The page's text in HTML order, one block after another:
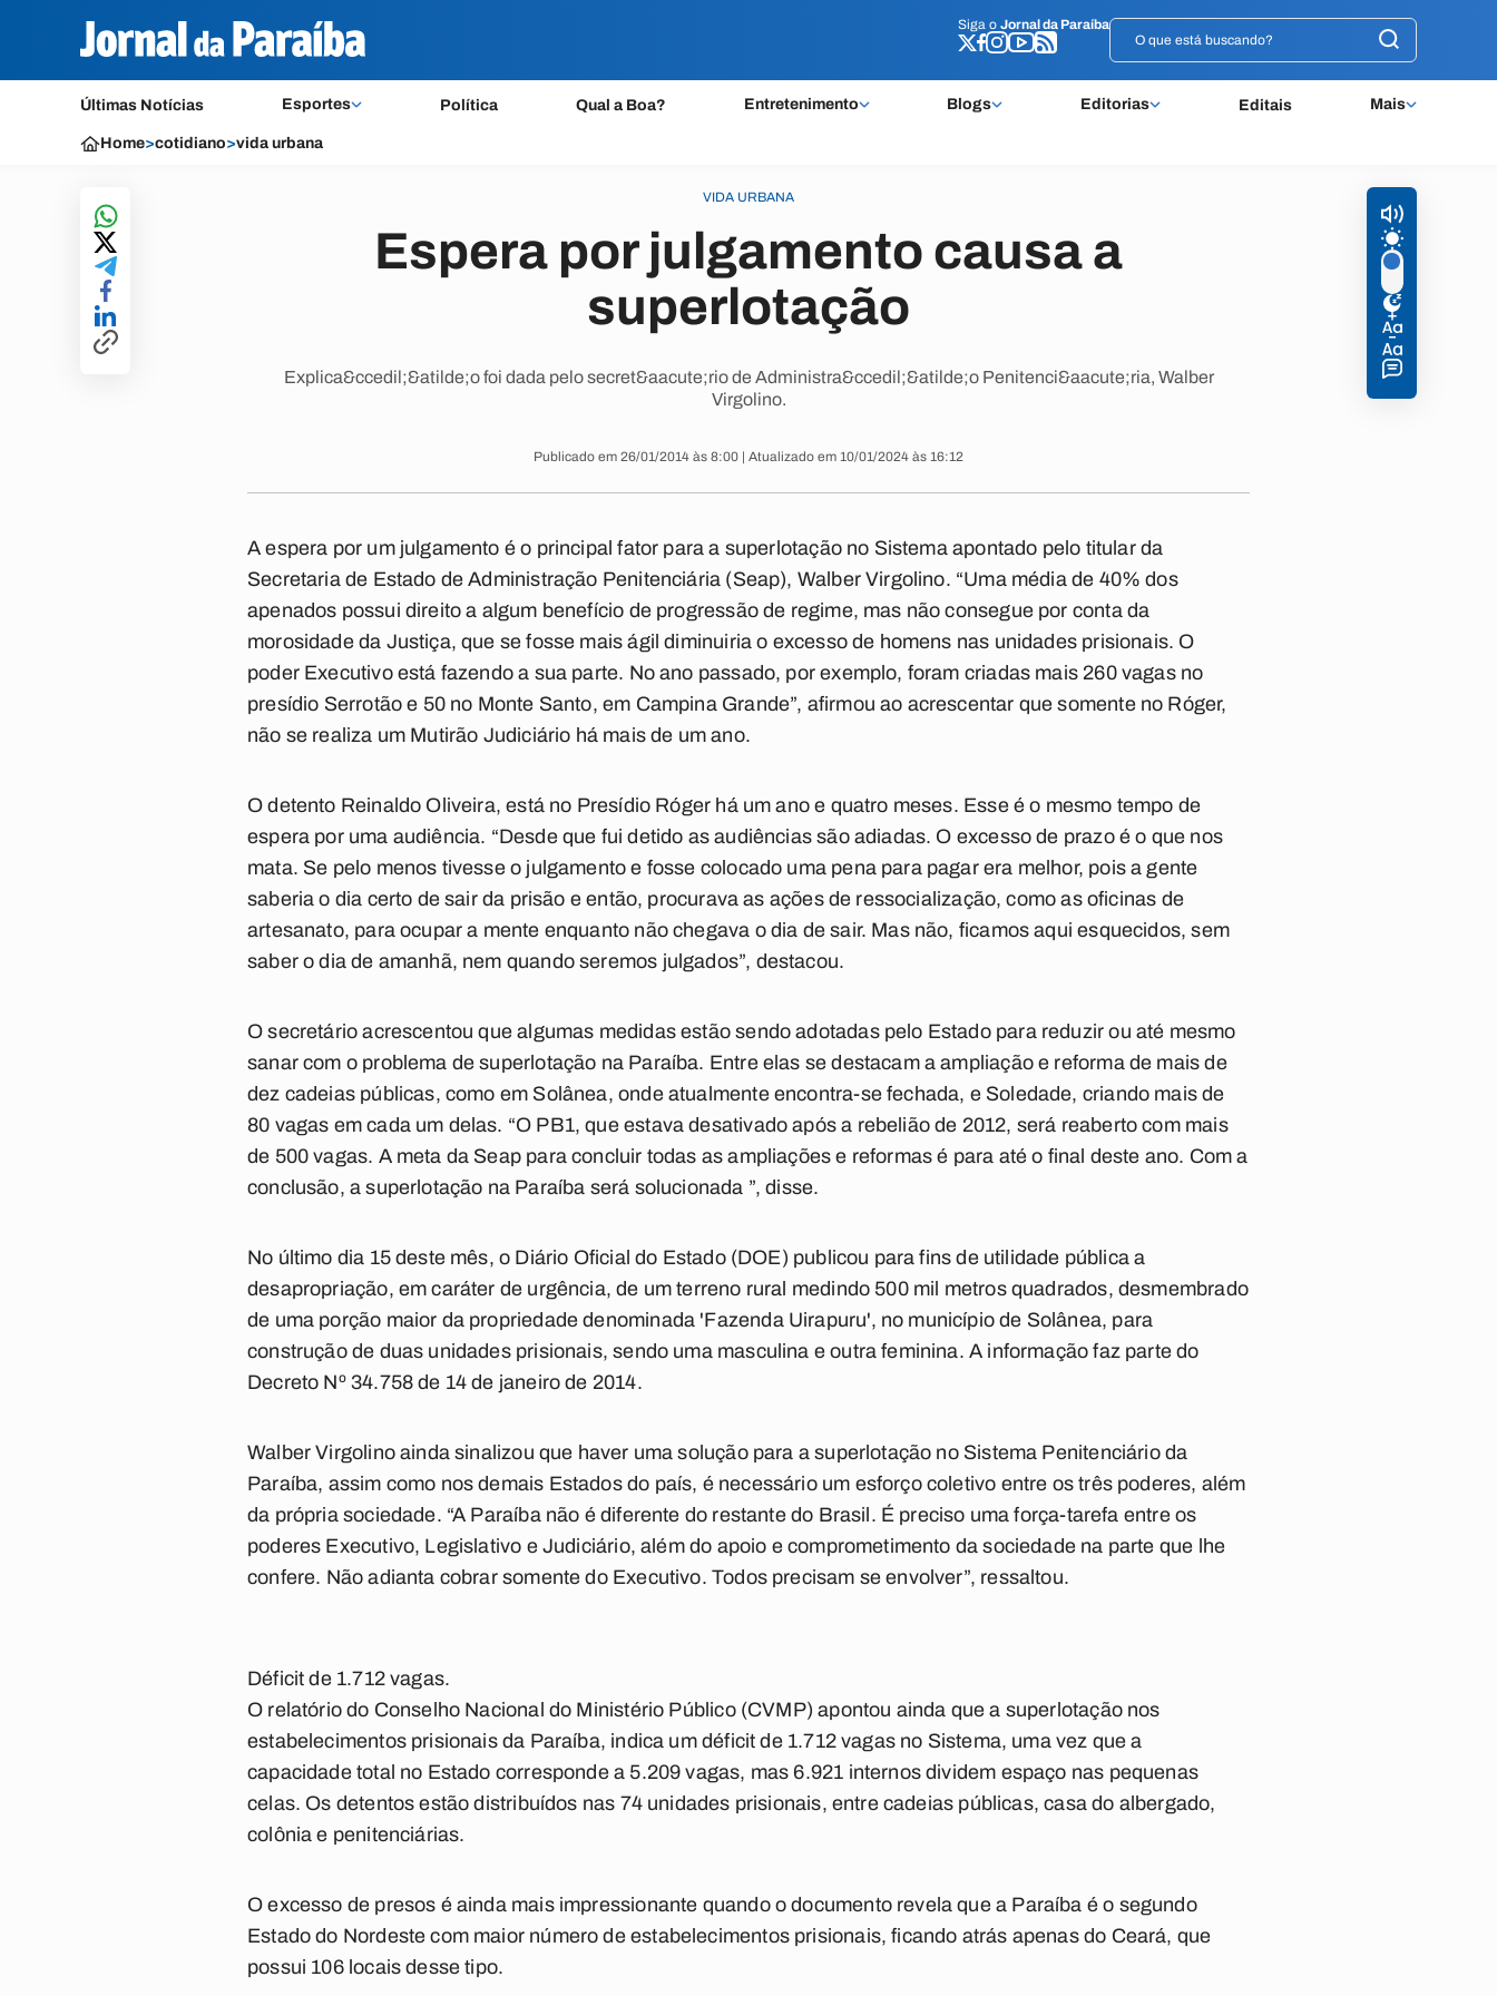
Siga o Jornal da Paraíba
Últimas Notícias Esportes Política Qual a Boa? Entretenimento Blogs Editorias Editais Mais
Siga o Jornal da Paraíba
Home>cotidiano>vida urbana
VIDA URBANA
Espera por julgamento causa a
superlotação
Explica&ccedil;&atilde;o foi dada pelo secret&aacute;rio de Administra&ccedil;&atilde;o Penitenci&aacute;ria, Walber
Virgolino.
Publicado em 26/01/2014 às 8:00 | Atualizado em 10/01/2024 às 16:12
A espera por um julgamento é o principal fator para a superlotação no Sistema apontado pelo titular da
Secretaria de Estado de Administração Penitenciária (Seap), Walber Virgolino. “Uma média de 40% dos
apenados possui direito a algum benefício de progressão de regime, mas não consegue por conta da
morosidade da Justiça, que se fosse mais ágil diminuiria o excesso de homens nas unidades prisionais. O
poder Executivo está fazendo a sua parte. No ano passado, por exemplo, foram criadas mais 260 vagas no
presídio Serrotão e 50 no Monte Santo, em Campina Grande”, afirmou ao acrescentar que somente no Róger,
não se realiza um Mutirão Judiciário há mais de um ano.
O detento Reinaldo Oliveira, está no Presídio Róger há um ano e quatro meses. Esse é o mesmo tempo de
espera por uma audiência. “Desde que fui detido as audiências são adiadas. O excesso de prazo é o que nos
mata. Se pelo menos tivesse o julgamento e fosse colocado uma pena para pagar era melhor, pois a gente
saberia o dia certo de sair da prisão e então, procurava as ações de ressocialização, como as oficinas de
artesanato, para ocupar a mente enquanto não chegava o dia de sair. Mas não, ficamos aqui esquecidos, sem
saber o dia de amanhã, nem quando seremos julgados”, destacou.
O secretário acrescentou que algumas medidas estão sendo adotadas pelo Estado para reduzir ou até mesmo
sanar com o problema de superlotação na Paraíba. Entre elas se destacam a ampliação e reforma de mais de
dez cadeias públicas, como em Solânea, onde atualmente encontra-se fechada, e Soledade, criando mais de
80 vagas em cada um delas. “O PB1, que estava desativado após a rebelião de 2012, será reaberto com mais
de 500 vagas. A meta da Seap para concluir todas as ampliações e reformas é para até o final deste ano. Com a
conclusão, a superlotação na Paraíba será solucionada ”, disse.
No último dia 15 deste mês, o Diário Oficial do Estado (DOE) publicou para fins de utilidade pública a
desapropriação, em caráter de urgência, de um terreno rural medindo 500 mil metros quadrados, desmembrado
de uma porção maior da propriedade denominada 'Fazenda Uirapuru', no município de Solânea, para
construção de duas unidades prisionais, sendo uma masculina e outra feminina. A informação faz parte do
Decreto Nº 34.758 de 14 de janeiro de 2014.
Walber Virgolino ainda sinalizou que haver uma solução para a superlotação no Sistema Penitenciário da
Paraíba, assim como nos demais Estados do país, é necessário um esforço coletivo entre os três poderes, além
da própria sociedade. “A Paraíba não é diferente do restante do Brasil. É preciso uma força-tarefa entre os
poderes Executivo, Legislativo e Judiciário, além do apoio e comprometimento da sociedade na parte que lhe
confere. Não adianta cobrar somente do Executivo. Todos precisam se envolver”, ressaltou.
Déficit de 1.712 vagas.
O relatório do Conselho Nacional do Ministério Público (CVMP) apontou ainda que a superlotação nos
estabelecimentos prisionais da Paraíba, indica um déficit de 1.712 vagas no Sistema, uma vez que a
capacidade total no Estado corresponde a 5.209 vagas, mas 6.921 internos dividem espaço nas pequenas
celas. Os detentos estão distribuídos nas 74 unidades prisionais, entre cadeias públicas, casa do albergado,
colônia e penitenciárias.
O excesso de presos é ainda mais impressionante quando o documento revela que a Paraíba é o segundo
Estado do Nordeste com maior número de estabelecimentos prisionais, ficando atrás apenas do Ceará, que
possui 106 locais desse tipo.